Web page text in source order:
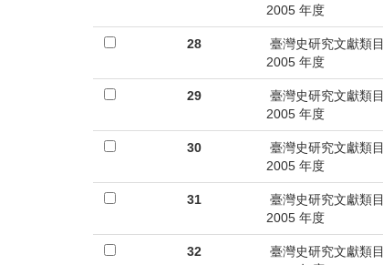
2005 年度
28
臺灣史研究文獻類目
2005 年度
29
臺灣史研究文獻類目
2005 年度
30
臺灣史研究文獻類目
2005 年度
31
臺灣史研究文獻類目
2005 年度
32
臺灣史研究文獻類目